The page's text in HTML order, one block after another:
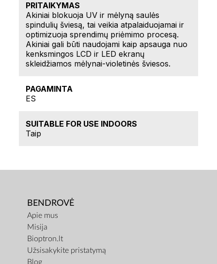
PRITAIKYMAS
Akiniai blokuoja UV ir mėlyną saulės
spindulių šviesą, tai veikia atpalaiduojamai ir
optimizuoja sprendimų priėmimo procesą.
Akiniai gali būti naudojami kaip apsauga nuo
kenksmingos LCD ir LED ekranų
skleidžiamos mėlynai-violetinės šviesos.
PAGAMINTA
ES
SUITABLE FOR USE INDOORS
Taip
BENDROVĖ
Apie mus
Misija
Bioptron.lt
Užsisakykite pristatymą
Blog